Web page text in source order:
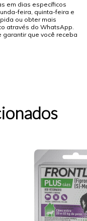
em dias específicos
feira, quinta-feira e
ou obter mais
através do WhatsApp.
que você receba